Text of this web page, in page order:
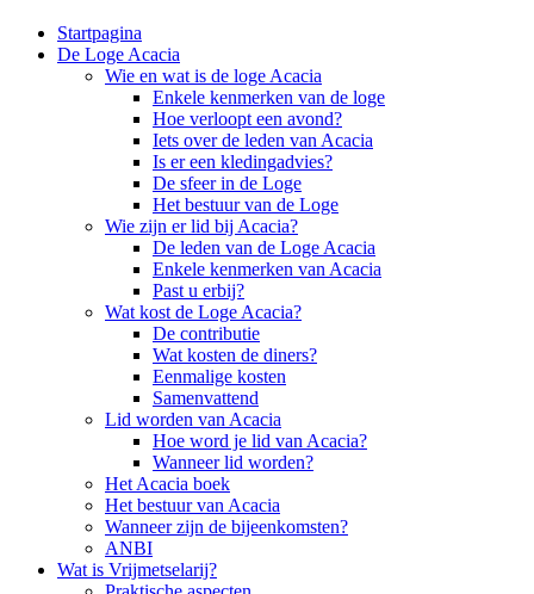
Startpagina
De Loge Acacia
Wie en wat is de loge Acacia
Enkele kenmerken van de loge
Hoe verloopt een avond?
Iets over de leden van Acacia
Is er een kledingadvies?
De sfeer in de Loge
Het bestuur van de Loge
Wie zijn er lid bij Acacia?
De leden van de Loge Acacia
Enkele kenmerken van Acacia
Past u erbij?
Wat kost de Loge Acacia?
De contributie
Wat kosten de diners?
Eenmalige kosten
Samenvattend
Lid worden van Acacia
Hoe word je lid van Acacia?
Wanneer lid worden?
Het Acacia boek
Het bestuur van Acacia
Wanneer zijn de bijeenkomsten?
ANBI
Wat is Vrijmetselarij?